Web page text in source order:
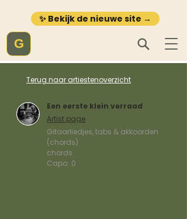
✨ Bekijk de nieuwe site →
G
Terug naar artiestenoverzicht
Een eerste klein verraad
Artist page
Gitaarliedjes, tabs & akkoorden
(chords)
chords
Capo: 0